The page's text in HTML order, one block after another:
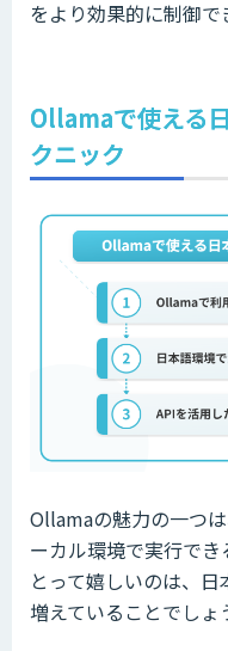
をより効果的に制御で
Ollamaで使える
クニック
Ollamaの魅力の一つ
ーカル環境で実行で
とって嬉しいのは、
増えていることでしょ